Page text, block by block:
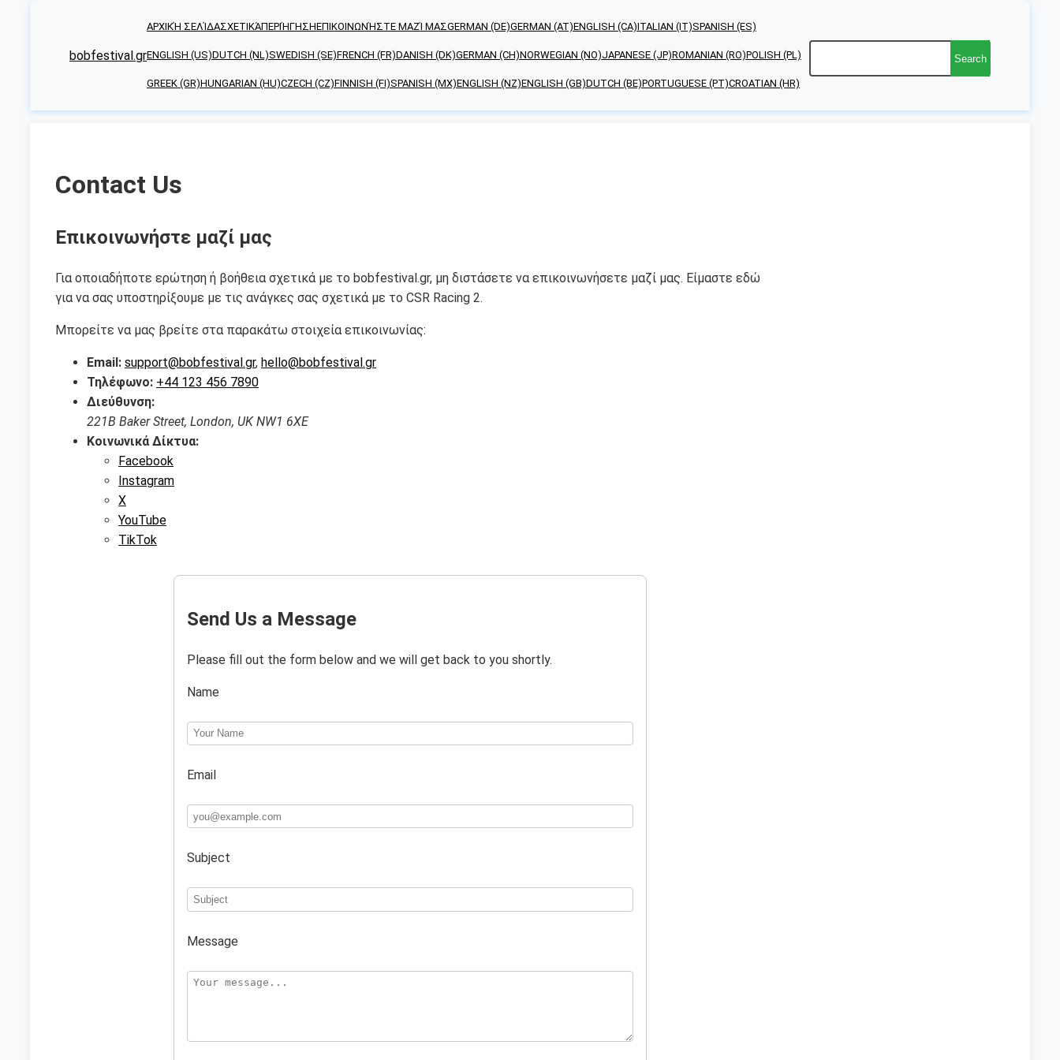
bobfestival.gr
ΑΡΧΙΚΉ ΣΕΛΊΔΑΣΧΕΤΙΚΆΠΕΡΙΉΓΗΣΗΕΠΙΚΟΙΝΩΝΉΣΤΕ ΜΑΖΊ ΜΑΣGERMAN (DE)GERMAN (AT)ENGLISH (CA)ITALIAN (IT)SPANISH (ES)
ENGLISH (US)DUTCH (NL)SWEDISH (SE)FRENCH (FR)DANISH (DK)GERMAN (CH)NORWEGIAN (NO)JAPANESE (JP)ROMANIAN (RO)POLISH (PL)
GREEK (GR)HUNGARIAN (HU)CZECH (CZ)FINNISH (FI)SPANISH (MX)ENGLISH (NZ)ENGLISH (GB)DUTCH (BE)PORTUGUESE (PT)CROATIAN (HR)
Search
Contact Us
Επικοινωνήστε μαζί μας
Για οποιαδήποτε ερώτηση ή βοήθεια σχετικά με το bobfestival.gr, μη διστάσετε να επικοινωνήσετε μαζί μας. Είμαστε εδώ
για να σας υποστηρίξουμε με τις ανάγκες σας σχετικά με το CSR Racing 2.
Μπορείτε να μας βρείτε στα παρακάτω στοιχεία επικοινωνίας:
Email: support@bobfestival.gr, hello@bobfestival.gr
Τηλέφωνο: +44 123 456 7890
Διεύθυνση:
221B Baker Street, London, UK NW1 6XE
Κοινωνικά Δίκτυα:
Facebook
Instagram
X
YouTube
TikTok
Send Us a Message
Please fill out the form below and we will get back to you shortly.
Name
Email
Subject
Message